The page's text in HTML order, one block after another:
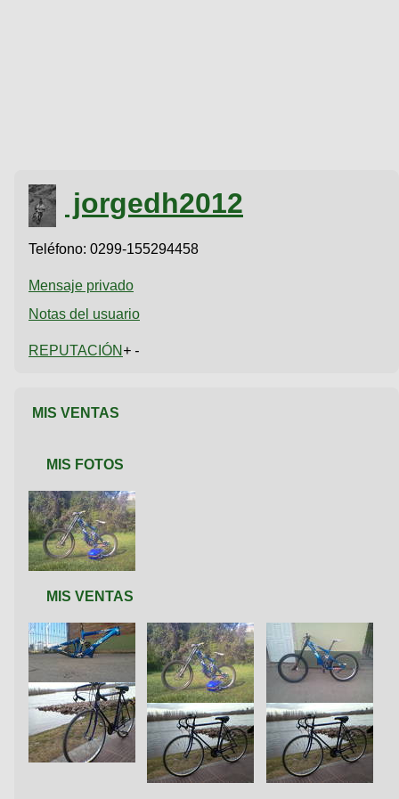
jorgedh2012
Teléfono: 0299-155294458
Mensaje privado
Notas del usuario
REPUTACIÓN + -
MIS VENTAS
MIS FOTOS
MIS VENTAS